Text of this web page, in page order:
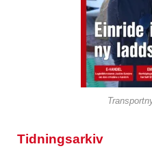
Tidningsarkiv